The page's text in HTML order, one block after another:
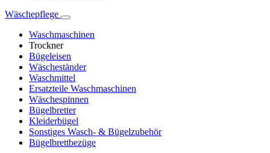
Wäschepflege
Waschmaschinen
Trockner
Bügeleisen
Wäscheständer
Waschmittel
Ersatzteile Waschmaschinen
Wäschespinnen
Bügelbretter
Kleiderbügel
Sonstiges Wasch- & Bügelzubehör
Bügelbrettbezüge